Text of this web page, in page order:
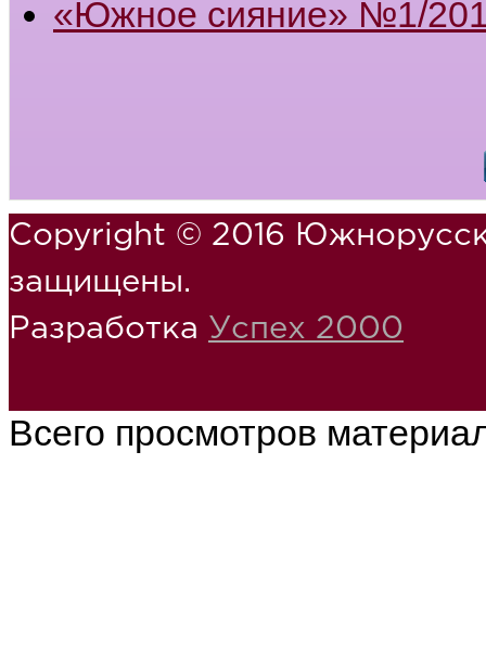
«Южное сияние» №1/
Copyright © 2016
защищены.
Разработка Успех 2000
Всего просмотров